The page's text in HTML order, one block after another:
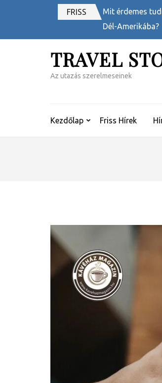
(Press
FRISS
Mit érdemes
Dél-Amerikába?
TRAVEL
Az utazás szerelmeseinek
Kezdőlap Friss Hírek